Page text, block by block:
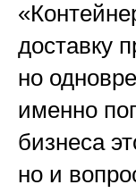
доставку
но
именно
бизнеса
но и